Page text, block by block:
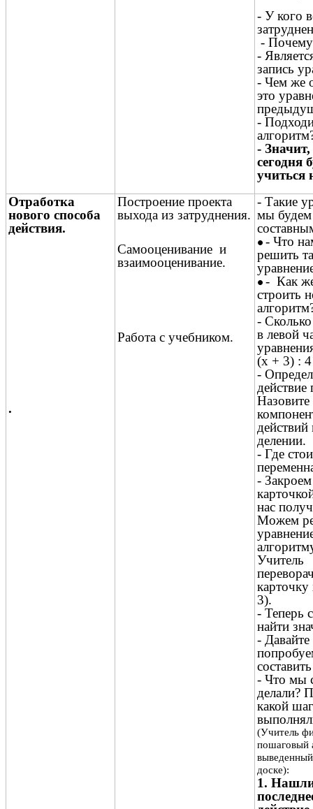
- У кого
-
-
запись
- Чем же
это
-
-
сегодня
учиться
Отработка
нового способа
действия.
.
Построение проекта
выхода из затруднения.
Самооценивание и
взаимооценивание.
Работа с учебником.
- Такие
мы будем
- Что
решить
- Как
строить
-
в левой
(х + 3) :
-
действие
Назовите
действий
делении.
- Где
-
нас
Можем
Учитель
3).
- Теперь
найти
- Давайте
- Что мы
делали?
какой шаг
(Учитель
пошаговый
доске):
1.